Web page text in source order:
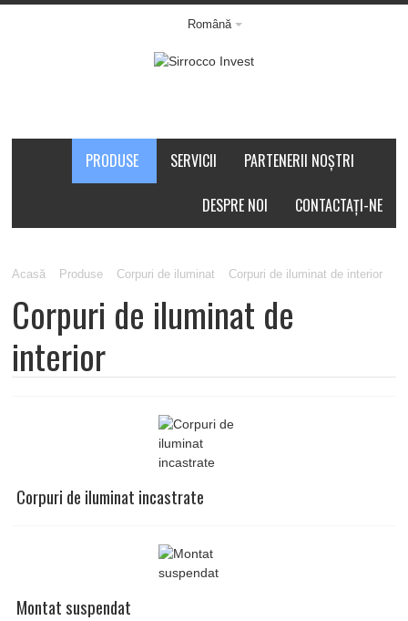
Română
PRODUSE SERVICII PARTENERII NOȘTRI
CONTACTAȚI-NE
DESPRE NOI
Acasă Produse Corpuri de iluminat Corpuri de iluminat de interior
Corpuri de iluminat de
interior
Corpuri de iluminat incastrate
Montat suspendat